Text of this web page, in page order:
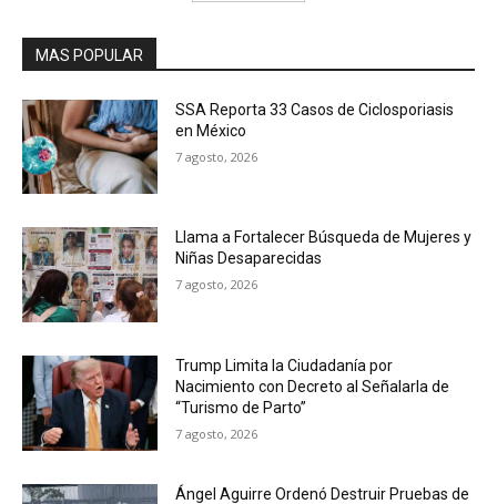
MAS POPULAR
SSA Reporta 33 Casos de Ciclosporiasis
en México
7 agosto, 2026
Llama a Fortalecer Búsqueda de Mujeres y
Niñas Desaparecidas
7 agosto, 2026
Trump Limita la Ciudadanía por
Nacimiento con Decreto al Señalarla de
“Turismo de Parto”
7 agosto, 2026
Ángel Aguirre Ordenó Destruir Pruebas de